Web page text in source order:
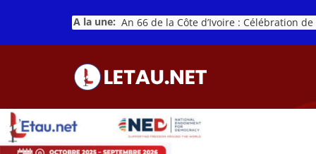
contenu
A la une: